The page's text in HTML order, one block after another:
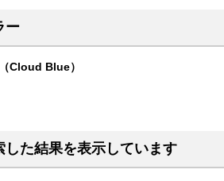
ー
Cloud Blue）
した結果を表示しています